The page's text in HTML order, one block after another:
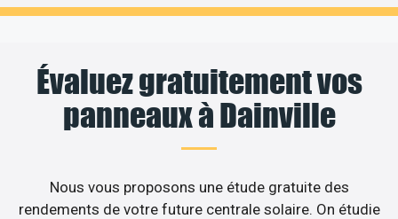
Évaluez gratuitement vos
panneaux à Dainville
Nous vous proposons une étude gratuite des
rendements de votre future centrale solaire. On étudie